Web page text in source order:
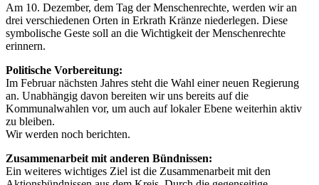
Am 10. Dezember, dem Tag der Menschenrechte, werden wir an
drei verschiedenen Orten in Erkrath Kränze niederlegen. Diese
symbolische Geste soll an die Wichtigkeit der Menschenrechte
erinnern.
Politische Vorbereitung:
Im Februar nächsten Jahres steht die Wahl einer neuen Regierung
an. Unabhängig davon bereiten wir uns bereits auf die
Kommunalwahlen vor, um auch auf lokaler Ebene weiterhin aktiv
zu bleiben.
Wir werden noch berichten.
Zusammenarbeit mit anderen Bündnissen:
Ein weiteres wichtiges Ziel ist die Zusammenarbeit mit den